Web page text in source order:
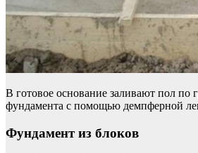
В готовое основание заливают пол по
фундамента с помощью демпферной
Фундамент из блоков